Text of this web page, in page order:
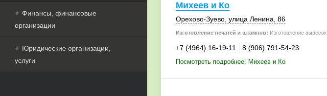
Финансы, финансовые
организации
Юридические организации,
услуги
Михеев и Ко
Орехово-Зуево, улица Ленина, 86
Изготовление печатей и штампов: Изготовление вывесок
+7 (4964) 16-19-11 8 (906) 791-54-23
Посмотреть подробнее: Михеев и Ко